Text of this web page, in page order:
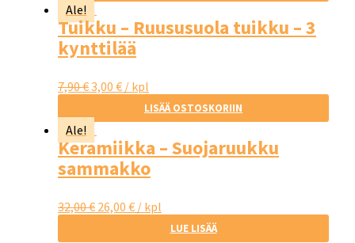
Ale!
Tuikku – Ruususuola tuikku – 3
kynttilää
7,90€3,00 € / kpl
LISÄÄ OSTOSKORIIN
Ale!
Keramiikka – Suojaruukku
sammakko
32,00€ 26,00 € / kpl
LUE LISÄÄ